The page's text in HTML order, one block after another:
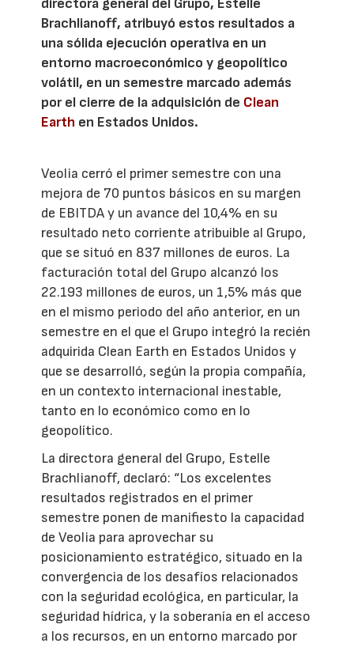
directora general del Grupo, Estelle
Brachlianoff, atribuyó estos resultados a
una sólida ejecución operativa en un
entorno macroeconómico y geopolítico
volátil, en un semestre marcado además
por el cierre de la adquisición de Clean
Earth en Estados Unidos.
Veolia cerró el primer semestre con una
mejora de 70 puntos básicos en su margen
de EBITDA y un avance del 10,4% en su
resultado neto corriente atribuible al Grupo,
que se situó en 837 millones de euros. La
facturación total del Grupo alcanzó los
22.193 millones de euros, un 1,5% más que
en el mismo periodo del año anterior, en un
semestre en el que el Grupo integró la recién
adquirida Clean Earth en Estados Unidos y
que se desarrolló, según la propia compañía,
en un contexto internacional inestable,
tanto en lo económico como en lo
geopolítico.
La directora general del Grupo, Estelle
Brachlianoff, declaró: “Los excelentes
resultados registrados en el primer
semestre ponen de manifiesto la capacidad
de Veolia para aprovechar su
posicionamiento estratégico, situado en la
convergencia de los desafíos relacionados
con la seguridad ecológica, en particular, la
seguridad hídrica, y la soberanía en el acceso
a los recursos, en un entorno marcado por